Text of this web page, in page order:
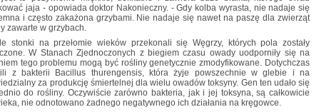
jaja - opowiada doktor Nakonieczny. - Gdy kolba wyrasta, nie nadaje się
i często zakażona grzybami. Nie nadaje się nawet na paszę dla zwierząt
zawarte w grzybach.
stonki na przełomie wieków przekonali się Węgrzy, których pola zostały
W Stanach Zjednoczonych z biegiem czasu owady uodporniły się na
tego problemu mogą być rośliny genetycznie zmodyfikowane. Dotychczas
z bakterii Bacillus thurengensis, która żyje powszechnie w glebie i na
za produkcję śmiertelnej dla wielu owadów toksyny. Gen ten udało się
do rośliny. Oczywiście zarówno bakteria, jak i jej toksyna, są całkowicie
nie odnotowano żadnego negatywnego ich działania na kręgowce.